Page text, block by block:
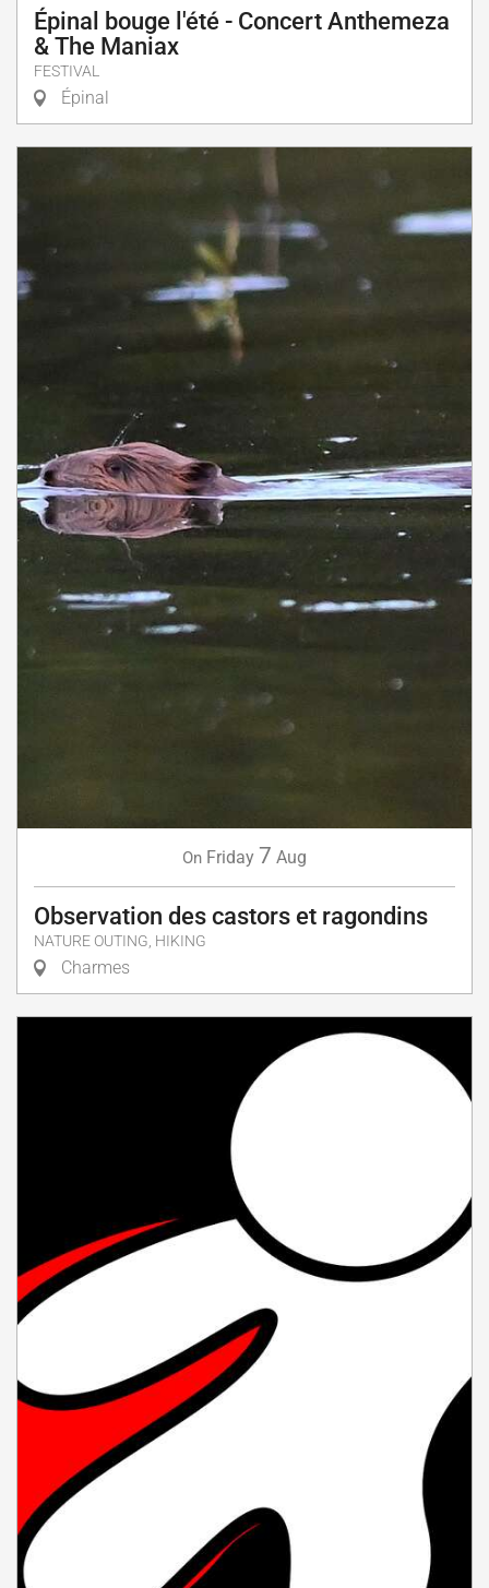
Épinal bouge l'été - Concert Anthemeza
& The Maniax
FESTIVAL
Épinal
On Friday 7 Aug
Observation des castors et ragondins
NATURE OUTING, HIKING
Charmes